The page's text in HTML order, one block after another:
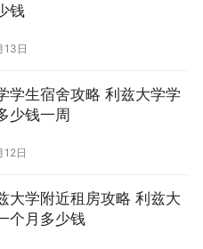
钱
13日
学生宿舍攻略 利兹大学学
少钱一周
日
大学附近租房攻略 利兹大
个月多少钱